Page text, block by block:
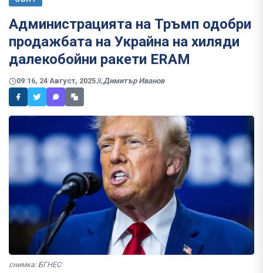
Администрацията на Тръмп одобри
продажбата на Украйна на хиляди
далекобойни ракети ERAM
09:16, 24 Август, 2025 Димитър Иванов
снимка: БГНЕС